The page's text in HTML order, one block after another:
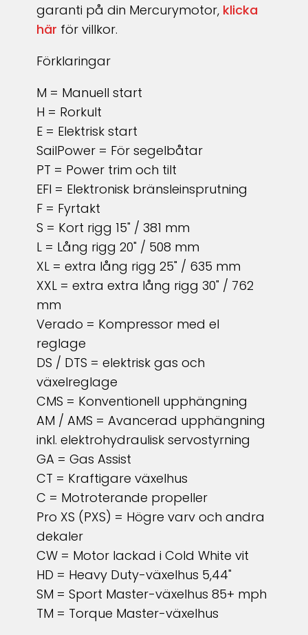
garanti på din Mercurymotor, klicka
här för villkor.
Förklaringar
M = Manuell start
H = Rorkult
E = Elektrisk start
SailPower = För segelbåtar
PT = Power trim och tilt
EFI = Elektronisk bränsleinsprutning
F = Fyrtakt
S = Kort rigg 15" / 381 mm
L = Lång rigg 20" / 508 mm
XL = extra lång rigg 25" / 635 mm
XXL = extra extra lång rigg 30" / 762
mm
Verado = Kompressor med el
reglage
DS / DTS = elektrisk gas och
växelreglage
CMS = Konventionell upphängning
AM / AMS = Avancerad upphängning
inkl. elektrohydraulisk servostyrning
GA = Gas Assist
CT = Kraftigare växelhus
C = Motroterande propeller
Pro XS (PXS) = Högre varv och andra
dekaler
CW = Motor lackad i Cold White vit
HD = Heavy Duty-växelhus 5,44"
SM = Sport Master-växelhus 85+ mph
TM = Torque Master-växelhus